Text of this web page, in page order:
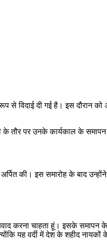
दी गई है। इस दौरान को
तौर पर उनके कार्यकाल के
की। इस समारोह के बाद
करना चाहता हूं। इसके समापन
यह वर्दी में देश के शहीद नायकों